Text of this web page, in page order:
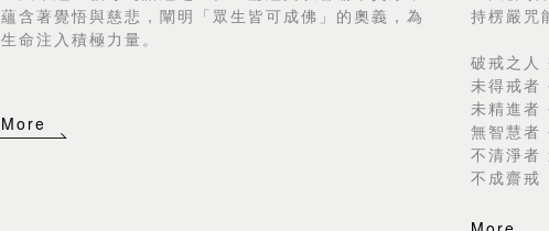
蘊含著覺悟與慈悲，闡明「眾生皆可成佛」的奧義， 為
生命注入積極力量。
More
持楞嚴咒
破戒之人
未得戒者
未精進者
無智慧者
不清淨者
不成齋戒